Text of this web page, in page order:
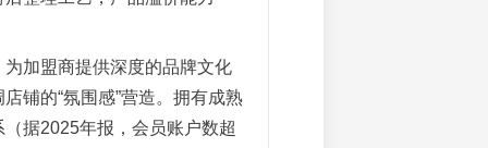
为加盟商提供深度的品牌文化
铺的“氛围感”营造。拥有成熟
据2025年报，会员账户数超